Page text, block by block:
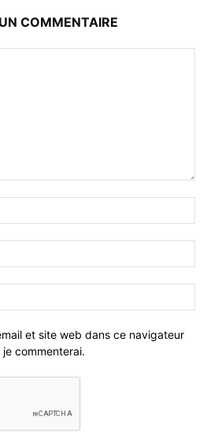
COMMENTAIRE
et site web dans ce navigateur
commenterai.